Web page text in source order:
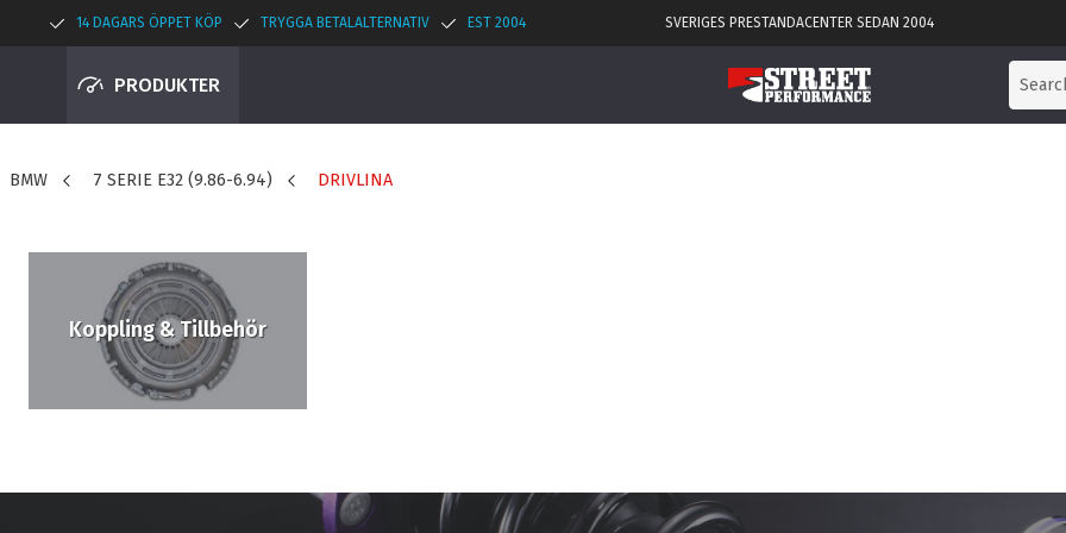
14 DAGARS ÖPPET KÖP TRYGGA BETALALTERNATIV EST 2004 SVERIGES PRESTANDACENTER SEDAN 2004
PRODUKTER
BMW 7 SERIE E32 (9.86-6.94) DRIVLINA
Koppling & Tillbehör